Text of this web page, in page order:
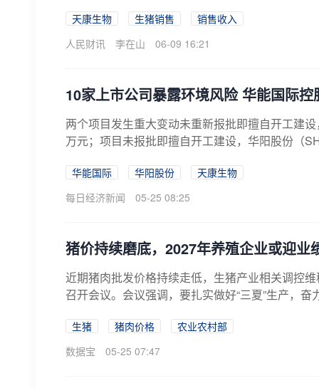
天康生物 生猪销售
销售收入
人民财讯
李在山 06-09 16:21
10家上市公司暴露环境风险 华能国际
两个项目发生重大变动未重新报批即擅自开工建
万元；项目未报批即擅自开工建设，华阳股份（
华能国际 华阳股份
天康生物
每日经济新闻
05-25 08:25
猪价持续磨底，2027年养殖企业或迎业
近期猪肉批发价格持续走低，生猪产业相关调控
召开会议。会议强调，要扎实做好“三夏”生产，
生猪 猪肉价格
农业农村部
数据宝
05-25 07:47